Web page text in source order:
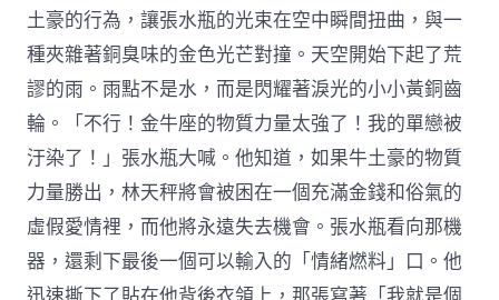
土豪的行為，讓張水瓶的光束在空中瞬間扭曲，與一
種夾雜著銅臭味的金色光芒對撞。天空開始下起了荒
謬的雨。雨點不是水，而是閃耀著淚光的小小黃銅齒
輪。「不行！金牛座的物質力量太強了！我的單戀被
汙染了！」張水瓶大喊。他知道，如果牛土豪的物質
力量勝出，林天秤將會被困在一個充滿金錢和俗氣的
虛假愛情裡，而他將永遠失去機會。張水瓶看向那機
器，還剩下最後一個可以輸入的「情緒燃料」口。他